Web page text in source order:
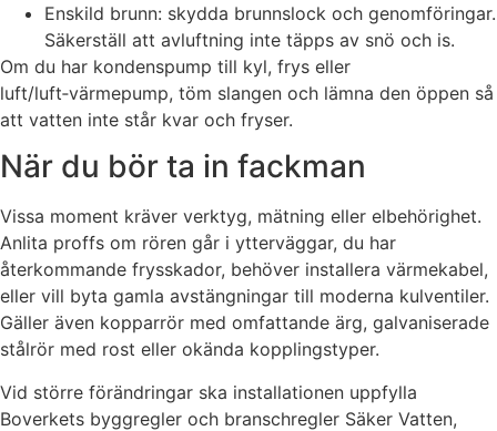
Enskild brunn: skydda brunnslock och genomföringar.
Säkerställ att avluftning inte täpps av snö och is.
Om du har kondenspump till kyl, frys eller
luft/luft‑värmepump, töm slangen och lämna den öppen så
att vatten inte står kvar och fryser.
När du bör ta in fackman
Vissa moment kräver verktyg, mätning eller elbehörighet.
Anlita proffs om rören går i ytterväggar, du har
återkommande frysskador, behöver installera värmekabel,
eller vill byta gamla avstängningar till moderna kulventiler.
Gäller även kopparrör med omfattande ärg, galvaniserade
stålrör med rost eller okända kopplingstyper.
Vid större förändringar ska installationen uppfylla
Boverkets byggregler och branschregler Säker Vatten,